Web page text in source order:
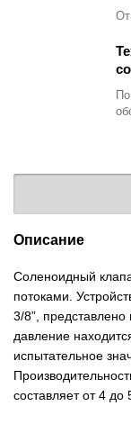
Описание
Соленоидный
потоками.
3/8”,
давление
испытательное
составляет от 4 до